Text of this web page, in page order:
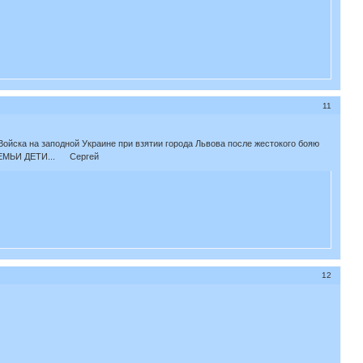
11
на заподной Украине при взятии города Львова после жестокого бояю
СЕМЬИ ДЕТИ... Сергей
12